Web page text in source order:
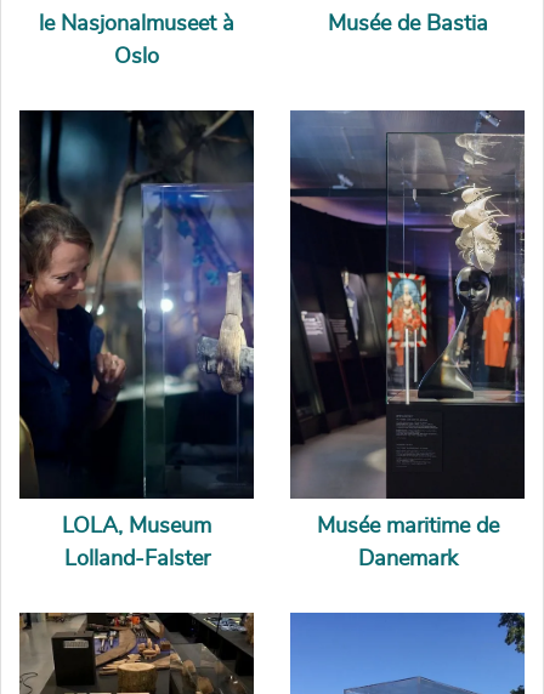
le Nasjonalmuseet à
Oslo
Musée de Bastia
LOLA, Museum
Lolland-Falster
Musée maritime de
Danemark